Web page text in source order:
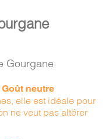
Gourgane
neutre
elle est idéale pour
ne veut pas altérer